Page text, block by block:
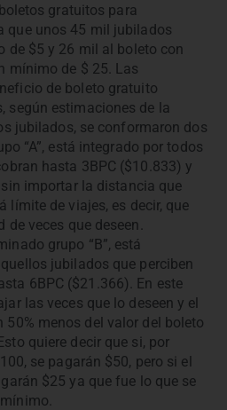
gratuitos para
que unos 45 mil jubilados
de $5 y 26 mil al boleto con
mínimo de $ 25. Las
de boleto gratuito
según estimaciones de la
jubilados, se conformaron dos
“A”, está integrado por todos
hasta 3BPC ($10.833) y
importar la distancia que
límite de viajes, es decir, que
veces que deseen.
grupo “B”, está
jubilados que perciben
6BPC ($21.366). En este
las veces que lo deseen y el
50% menos del valor del boleto
quiere decir que si, por
se pagarán $50, pero si el
$25 ya que fue lo que se